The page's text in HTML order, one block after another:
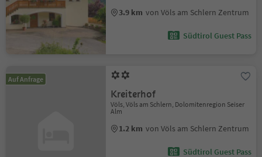
3.9 km von Völs am Schlern Zentrum
Südtirol Guest Pass
Auf Anfrage
Kreiterhof
Völs, Völs am Schlern, Dolomitenregion Seiser
Alm
1.2 km von Völs am Schlern Zentrum
Südtirol Guest Pass